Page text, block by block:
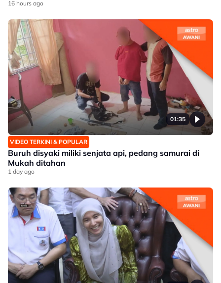
16 hours ago
01:35
VIDEO TERKINI & POPULAR
Buruh disyaki miliki senjata api, pedang samurai di
Mukah ditahan
1 day ago